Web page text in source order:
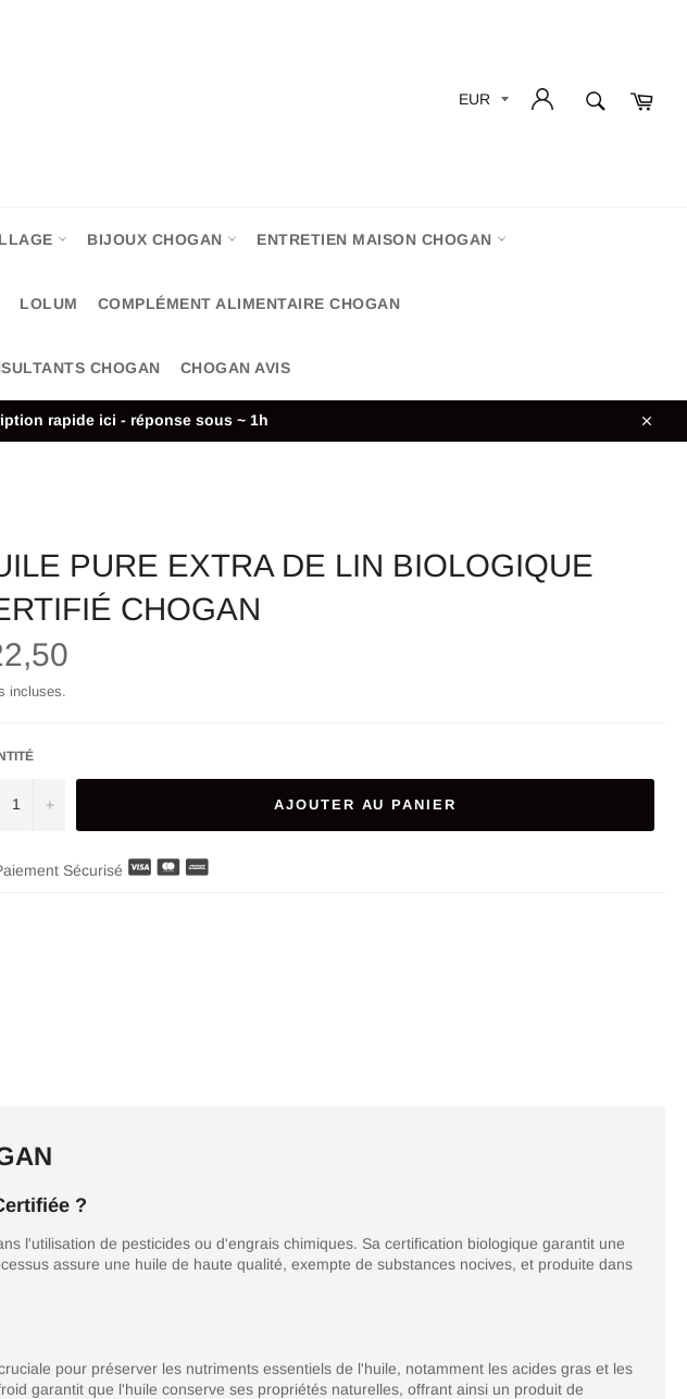
PARFUM
BIJOUX CHOGAN ENTRETIEN MAISON CHOGAN
LOLUM COMPLÉMENT ALIMENTAIRE CHOGAN
CHOGAN CHOGAN AVIS
rapide ici - réponse sous ~ 1h
Close
PURE EXTRA DE LIN BIOLOGIQUE
CHOGAN
incluses.
+ AJOUTER AU PANIER
Sécurisé
?
l'utilisation de pesticides ou d'engrais chimiques. Sa certification biologique garantit une
assure une huile de haute qualité, exempte de substances nocives, et produite dans
pour préserver les nutriments essentiels de l'huile, notamment les acides gras et les
garantit que l'huile conserve ses propriétés naturelles, offrant ainsi un produit de